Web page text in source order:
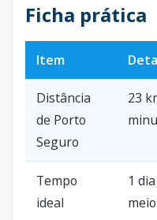
Ficha prática
Item
Distância
de Porto
Seguro
23
Tempo
ideal
1